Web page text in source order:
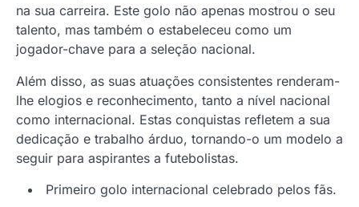
na sua carreira. Este golo não apenas mostrou o seu
talento, mas também o estabeleceu como um
jogador-chave para a seleção nacional.
Além disso, as suas atuações consistentes renderam-
lhe elogios e reconhecimento, tanto a nível nacional
como internacional. Estas conquistas refletem a sua
dedicação e trabalho árduo, tornando-o um modelo a
seguir para aspirantes a futebolistas.
Primeiro golo internacional celebrado pelos fãs.